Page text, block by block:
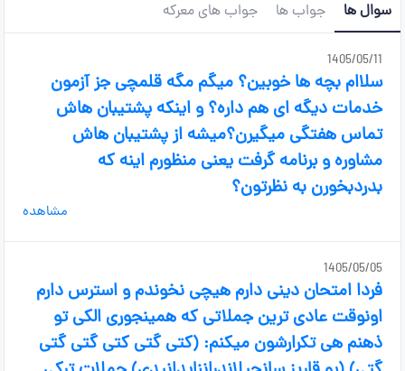
سوال ها جواب ها جواب های معرکه
1405/05/11
سلاام بچه ها خوبین؟ میگم مگه قلمچی جز آزمون
خدمات دیگه ای هم داره؟ و اینکه پشتیبان هاش
تماس هفتگی میگیرن؟میشه از پشتیبان هاش
مشاوره و برنامه گرفت یعنی منظورم اینه که
بدردبخورن به نظرتون؟
مشاهده
1405/05/05
فردا امتحان دینی دارم هیچی نخوندم و استرس دارم
اونوقت عادی ترین جملاتی که همینجوری الکی تو
ذهنم هی تکرارشون میکنم: (کتی گتی کتی گتی گتی